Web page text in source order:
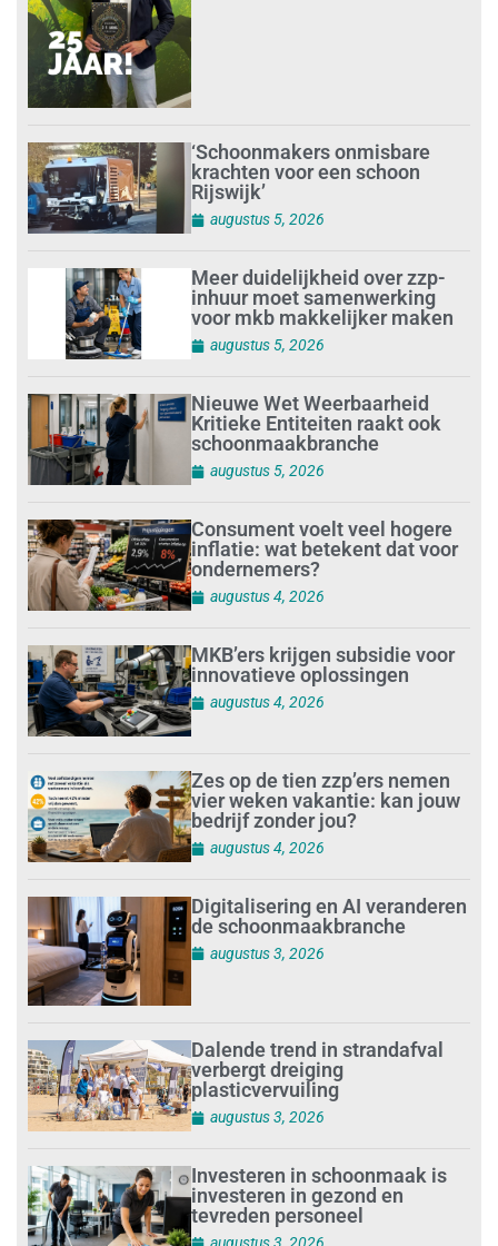
‘Schoonmakers onmisbare
krachten voor een schoon
Rijswijk’
augustus 5, 2026
Meer duidelijkheid over zzp-
inhuur moet samenwerking
voor mkb makkelijker maken
augustus 5, 2026
Nieuwe Wet Weerbaarheid
Kritieke Entiteiten raakt ook
schoonmaakbranche
augustus 5, 2026
Consument voelt veel hogere
inflatie: wat betekent dat voor
ondernemers?
augustus 4, 2026
MKB’ers krijgen subsidie voor
innovatieve oplossingen
augustus 4, 2026
Zes op de tien zzp’ers nemen
vier weken vakantie: kan jouw
bedrijf zonder jou?
augustus 4, 2026
Digitalisering en AI veranderen
de schoonmaakbranche
augustus 3, 2026
Dalende trend in strandafval
verbergt dreiging
plasticvervuiling
augustus 3, 2026
Investeren in schoonmaak is
investeren in gezond en
tevreden personeel